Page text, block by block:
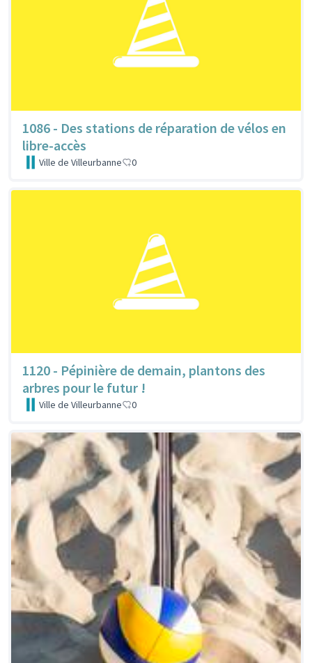
1086 - Des stations de réparation de vélos en
libre-accès
Ville de Villeurbanne 0
1120 - Pépinière de demain, plantons des
arbres pour le futur !
Ville de Villeurbanne 0